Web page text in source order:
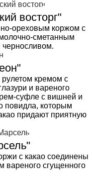
восторг"
ореховым коржом с
сметанным
черносливом.
кремом с
и вареного
суфле с вишней и
повидла, которым
придают приятную
с какао соединены
сгущенного